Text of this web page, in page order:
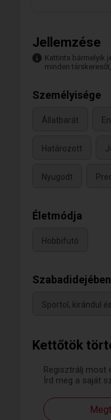
Kettőtök
Regisztrálj most
Írd meg a saját
Jellemzése
Kattints bármelyik
minden
Személyisége
Állatbarát
Határozott
Nyugodt
Életmódja
Hobbifutó
Szabadidejében
Sportol, kirándul